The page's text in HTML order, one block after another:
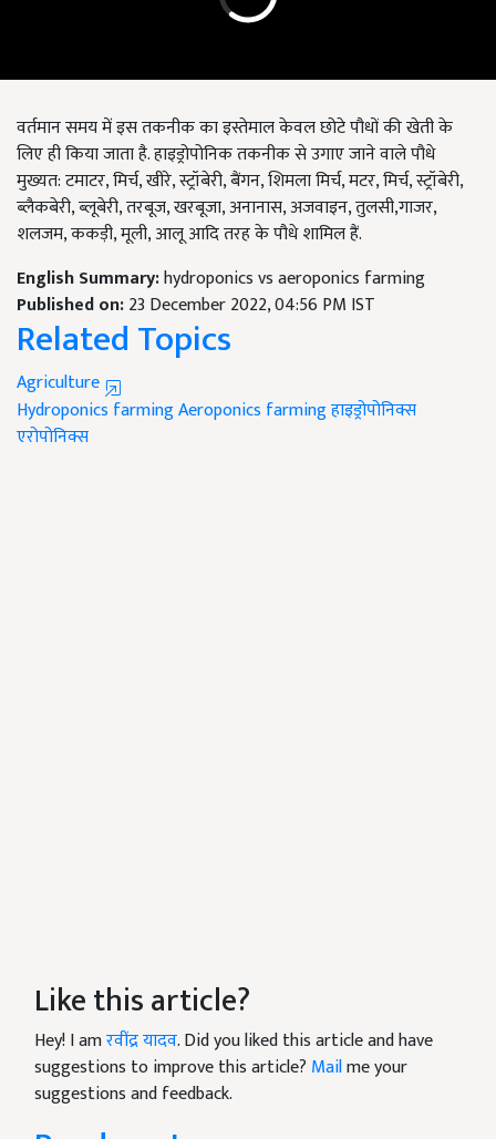
वर्तमान समय में इस तकनीक का इस्तेमाल केवल छोटे पौधों की खेती के
लिए ही किया जाता है. हाइड्रोपोनिक तकनीक से उगाए जाने वाले पौधे
मुख्यत: टमाटर, मिर्च, खीरे, स्ट्रॉबेरी, बैंगन, शिमला मिर्च, मटर, मिर्च, स्ट्रॉबेरी,
ब्लैकबेरी, ब्लूबेरी, तरबूज, खरबूजा, अनानास, अजवाइन, तुलसी,गाजर,
शलजम, ककड़ी, मूली, आलू आदि तरह के पौधे शामिल हैं.
English Summary:hydroponics vs aeroponics farming
Published on:23 December 2022, 04:56 PM IST
Related Topics
Agriculture
Hydroponics farmingAeroponics farmingहाइड्रोपोनिक्स
एरोपोनिक्स
Like this article?
Hey! I amरवींद्र यादव. Did you liked this article and have
suggestions to improve this article? Mailme your
suggestions and feedback.